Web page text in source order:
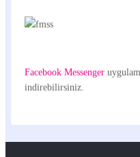
Facebook Messenger
indirebilirsiniz.